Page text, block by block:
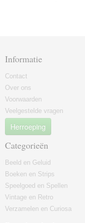
Informatie
Contact
Over ons
Voorwaarden
Veelgestelde vragen
Herroeping
Categorieën
Beeld en Geluid
Boeken en Strips
Speelgoed en Spellen
Vintage en Retro
Verzamelen en Curiosa